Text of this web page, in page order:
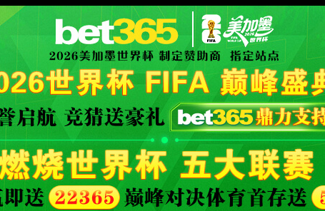
此功能维护升级中，给您带来不便深感抱歉